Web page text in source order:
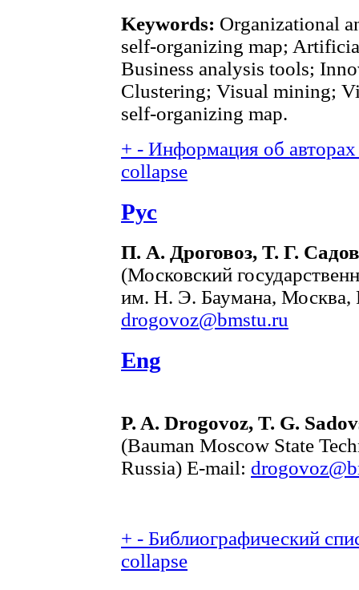
Keywords: Organizational
self-organizing map;
Business analysis tools;
Clustering; Visual mining;
self-organizing map.
+ - Информация об
collapse
Рус
П. А. Дроговоз, Т. Г.
(Московский
им. Н. Э. Баумана, Москва,
drogovoz@bmstu.ru
Eng
P. A. Drogovoz, T. G.
(Bauman Moscow State
Russia) E-mail:
+ - Библиографический
collapse